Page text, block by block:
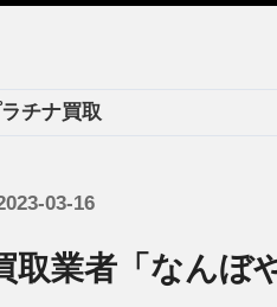
チナ買取
03-16
取業者「なんぼ